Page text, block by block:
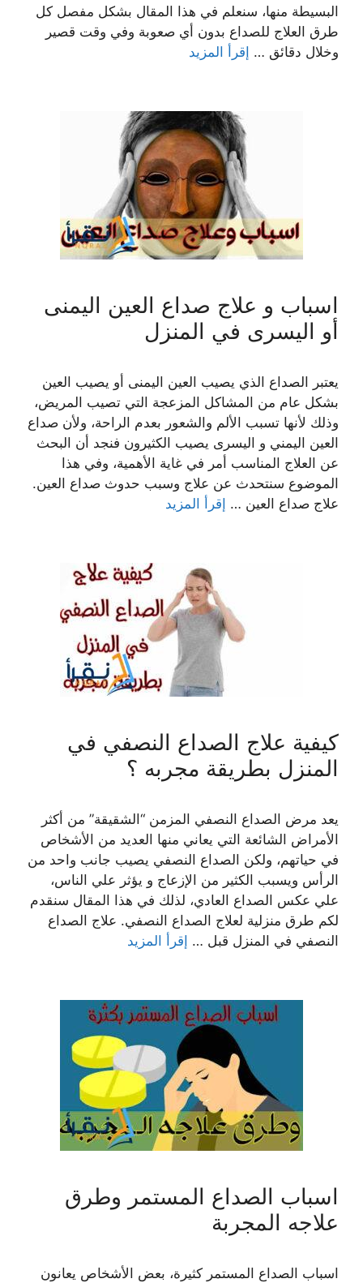
البسيطة منها، سنعلم في هذا المقال بشكل مفصل كل
طرق العلاج للصداع بدون أي صعوبة وفي وقت قصير
وخلال دقائق … إقرأ المزيد
اسباب و علاج صداع العين اليمنى
أو اليسرى في المنزل
يعتبر الصداع الذي يصيب العين اليمنى أو يصيب العين
بشكل عام من المشاكل المزعجة التي تصيب المريض،
وذلك لأنها تسبب الألم والشعور بعدم الراحة، ولأن صداع
العين اليمني و اليسرى يصيب الكثيرون فنجد أن البحث
عن العلاج المناسب أمر في غاية الأهمية، وفي هذا
الموضوع سنتحدث عن علاج وسبب حدوث صداع العين.
علاج صداع العين … إقرأ المزيد
كيفية علاج الصداع النصفي في
المنزل بطريقة مجربه ؟
يعد مرض الصداع النصفي المزمن “الشقيقة” من أكثر
الأمراض الشائعة التي يعاني منها العديد من الأشخاص
في حياتهم، ولكن الصداع النصفي يصيب جانب واحد من
الرأس ويسبب الكثير من الإزعاج و يؤثر علي الناس،
علي عكس الصداع العادي، لذلك في هذا المقال سنقدم
لكم طرق منزلية لعلاج الصداع النصفي. علاج الصداع
النصفي في المنزل قبل … إقرأ المزيد
اسباب الصداع المستمر وطرق
علاجه المجربة
اسباب الصداع المستمر كثيرة، بعض الأشخاص يعانون